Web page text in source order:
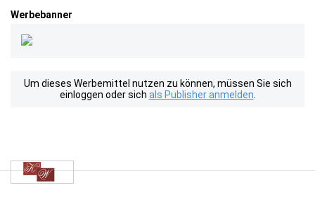
Werbebanner
Um dieses Werbemittel nutzen zu können, müssen Sie sich
einloggen oder sich als Publisher anmelden